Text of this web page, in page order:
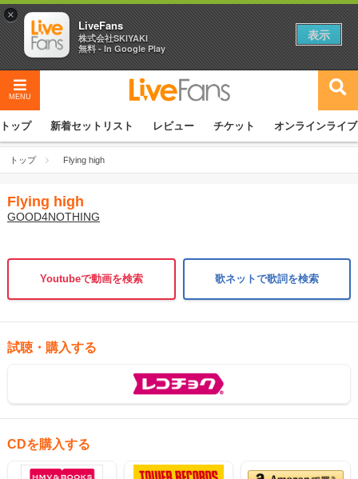
MENU
トップ 新着セットリスト レビュー チケット オンラインライブ
トップ Flying high
Flying high
GOOD4NOTHING
Youtubeで動画を検索 歌ネットで歌詞を検索
試聴・購入する
CDを購入する
×
LiveFans
株式会社SKIYAKI
無料 - In Google Play
表示